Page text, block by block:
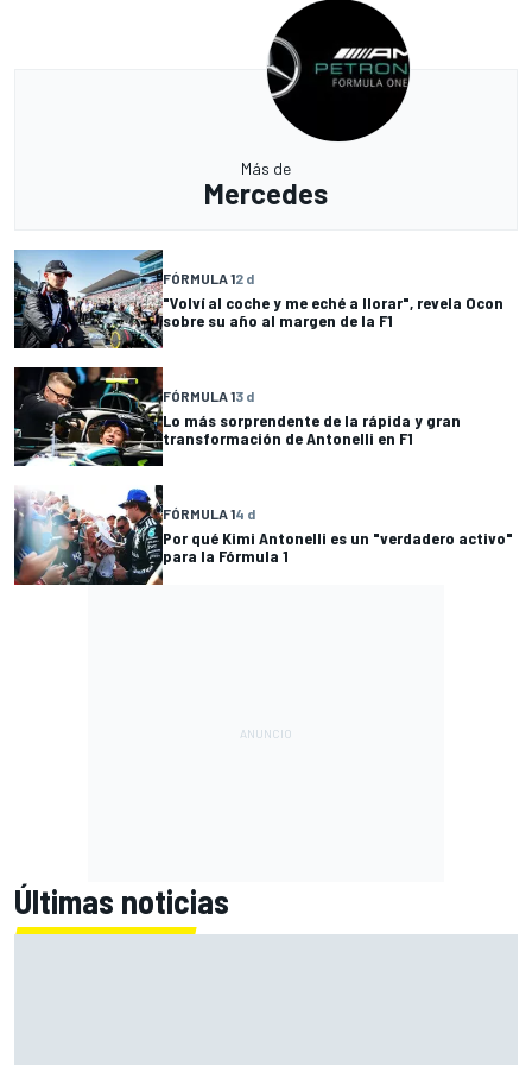
Más de
Mercedes
FÓRMULA 12 d
"Volví al coche y me eché a llorar", revela Ocon
sobre su año al margen de la F1
FÓRMULA 13 d
Lo más sorprendente de la rápida y gran
transformación de Antonelli en F1
FÓRMULA 14 d
Por qué Kimi Antonelli es un "verdadero activo"
para la Fórmula 1
Últimas noticias